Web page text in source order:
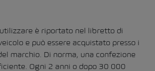
è riportato nel libretto di
e può essere acquistato presso i
marchio . Di norma, una confezione
Ogni 2 anni o dopo 30 000